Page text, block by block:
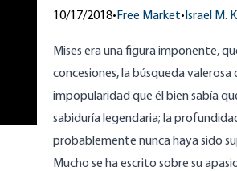
10/17/2018• Free Market• Israel M.
Mises era una figura imponente,
concesiones, la búsqueda
impopularidad que él bien sabía
sabiduría legendaria; la
probablemente nunca haya sido
Mucho se ha escrito sobre su